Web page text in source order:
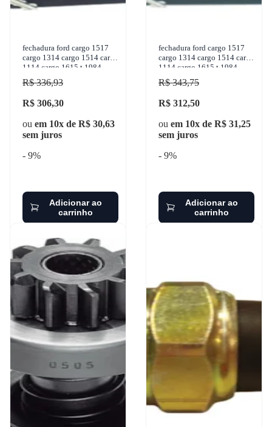
fechadura ford cargo 1517
cargo 1314 cargo 1514 cargo
1114 cargo 1615 t 1984-
1987 universal - 30135
R$ 336,93
R$ 306,30
ou em 10x de R$ 30,63
sem juros
- 9%
Adicionar ao
carrinho
fechadura ford cargo 1517
cargo 1314 cargo 1514 cargo
1114 cargo 1615 t 1984-
1987 universal - 30136
R$ 343,75
R$ 312,50
ou em 10x de R$ 31,25
sem juros
- 9%
Adicionar ao
carrinho